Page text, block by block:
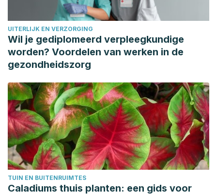
pescado. El Pescado fresco: su calidad y cambios de su
calidad. Colección FAO: Pesca. Recuperado de:
https://www.fao.org/3/V7180S/v7180s00.htm#Contents
Organización de las Naciones Unidas para la Alimentación
y la Agricultura (2005). Fish handling marketing and
training project. Department of Natural Resources. Republic
of the Philippines. Recuperado de:
https://www.fao.org/3/AC061E/AC061E00.htm
Shawyer M, Medina Pizzali A (2005). Introducción. En El
uso de hielo en pequeñas embarcaciones de pesca. FAO
Documento Técnico de Pesca. Recuperado
dehttps://www.fao.org/3/y5013s/y5013s00.htm#Contents
U.S. Food and Drug Administration (2022). Selecting and
UITERLIJK EN VERZORGING
Wil je gediplomeerd verpleegkundige
worden? Voordelen van werken in de
gezondheidszorg
TUIN EN BUITENRUIMTES
Caladiums thuis planten: een gids voor